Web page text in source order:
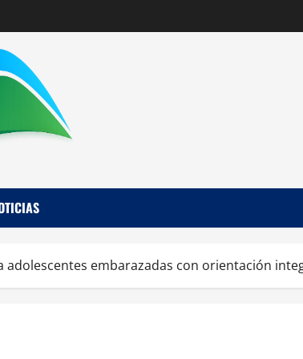
adolescentes embarazadas con orientación